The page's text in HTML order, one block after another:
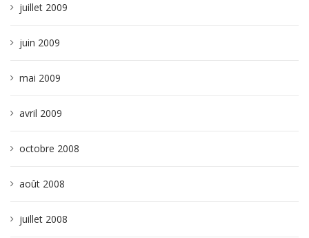
juillet 2009
juin 2009
mai 2009
avril 2009
octobre 2008
août 2008
juillet 2008